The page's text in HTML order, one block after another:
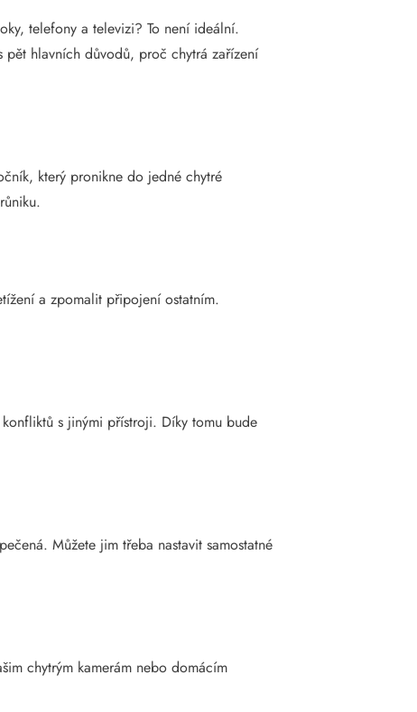
telefony a televizi? To není ideální.
pět hlavních důvodů, proč chytrá zařízení
který pronikne do jedné chytré
a zpomalit připojení ostatním.
s jinými přístroji. Díky tomu bude
Můžete jim třeba nastavit samostatné
chytrým kamerám nebo domácím